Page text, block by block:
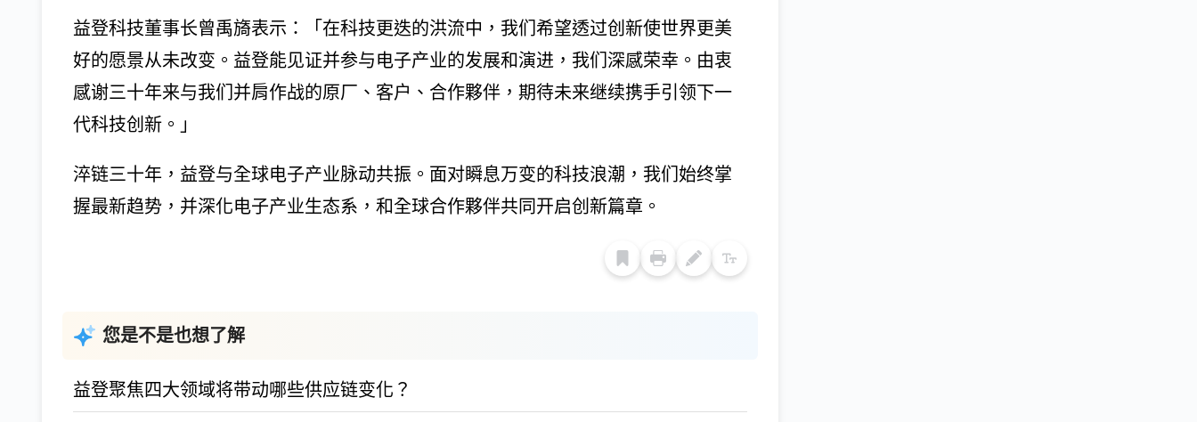
益登科技董事长曾禹旖表示：「在科技更迭的洪流中，我们希望透过创新使世界更美
好的愿景从未改变。益登能见证并参与电子产业的发展和演进，我们深感荣幸。由衷
感谢三十年来与我们并肩作战的原厂、客户、合作夥伴，期待未来继续携手引领下一
代科技创新。」
淬链三十年，益登与全球电子产业脉动共振。面对瞬息万变的科技浪潮，我们始终掌
握最新趋势，并深化电子产业生态系，和全球合作夥伴共同开启创新篇章。
您是不是也想了解
益登聚焦四大领域将带动哪些供应链变化？